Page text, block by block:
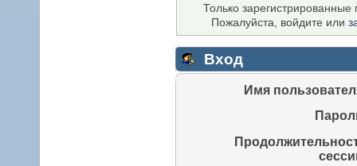
Только зарегистрированные
Пожалуйста, войдите или
Вход
Имя